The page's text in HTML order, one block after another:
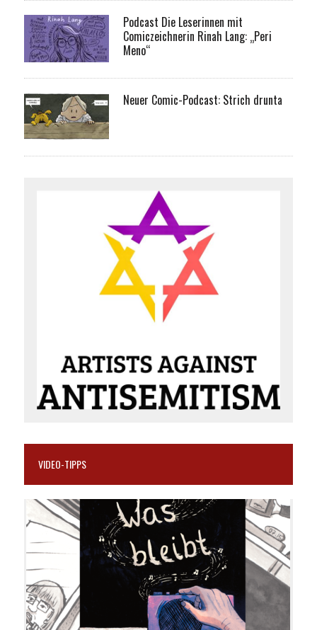
Podcast Die Leserinnen mit
Comiczeichnerin Rinah Lang: „Peri
Meno“
Neuer Comic-Podcast: Strich drunta
VIDEO-TIPPS